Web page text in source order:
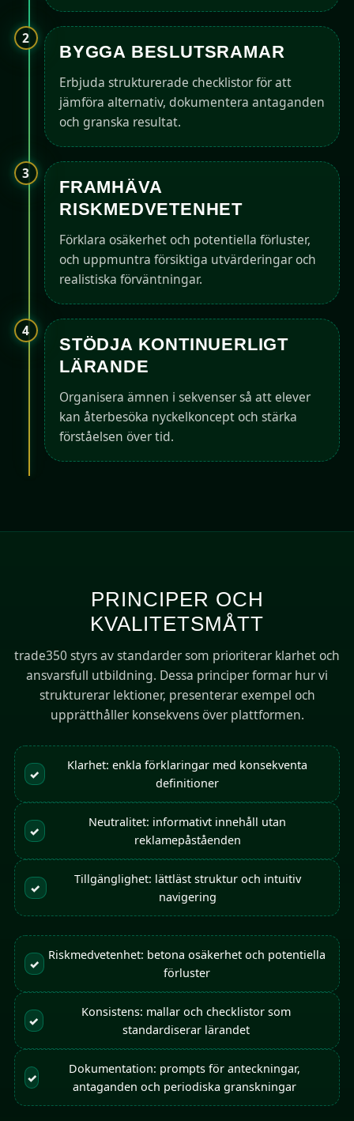
2
BYGGA BESLUTSRAMAR
Erbjuda strukturerade checklistor för att
jämföra alternativ, dokumentera antaganden
och granska resultat.
3
FRAMHÄVA
RISKMEDVETENHET
Förklara osäkerhet och potentiella förluster,
och uppmuntra försiktiga utvärderingar och
realistiska förväntningar.
4
STÖDJA KONTINUERLIGT
LÄRANDE
Organisera ämnen i sekvenser så att elever
kan återbesöka nyckelkoncept och stärka
förståelsen över tid.
PRINCIPER OCH
KVALITETSMÅTT
trade350 styrs av standarder som prioriterar klarhet och
ansvarsfull utbildning. Dessa principer formar hur vi
strukturerar lektioner, presenterar exempel och
upprätthåller konsekvens över plattformen.
✓
Klarhet: enkla förklaringar med konsekventa
definitioner
✓
Neutralitet: informativt innehåll utan
reklamepåståenden
✓
Tillgänglighet: lättläst struktur och intuitiv
navigering
✓
Riskmedvetenhet: betona osäkerhet och potentiella
förluster
✓
Konsistens: mallar och checklistor som
standardiserar lärandet
✓
Dokumentation: prompts för anteckningar,
antaganden och periodiska granskningar